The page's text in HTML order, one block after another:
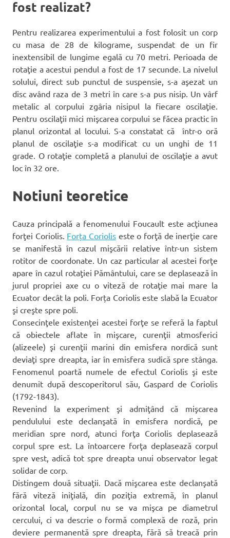
fost realizat?
Pentru realizarea experimentului a fost folosit un corp
cu masa de 28 de kilograme, suspendat de un fir
inextensibil de lungime egală cu 70 metri. Perioada de
rotaţie a acestui pendul a fost de 17 secunde. La nivelul
solului, direct sub punctul de suspensie, s-a aşezat un
disc având raza de 3 metri în care s-a pus nisip. Un vârf
metalic al corpului zgâria nisipul la fiecare oscilaţie.
Pentru oscilaţii mici mişcarea corpului se făcea practic în
planul orizontal al locului. S-a constatat că într-o oră
planul de oscilaţie s-a modificat cu un unghi de 11
grade. O rotaţie completă a planului de oscilaţie a avut
loc în 32 ore.
Notiuni teoretice
Cauza principală a fenomenului Foucault este acţiunea
forţei Coriolis. Forța Coriolis este o forţă de inerţie care
se manifestă în cazul mişcării relative într-un sistem
rotitor de coordonate. Un caz particular al acestei forţe
apare în cazul rotaţiei Pământului, care se deplasează în
jurul propriei axe cu o viteză de rotaţie mai mare la
Ecuator decât la poli. Forța Coriolis este slabă la Ecuator
şi creşte spre poli.
Consecinţele existenţei acestei forţe se referă la faptul
că obiectele aflate în mişcare, curenţii atmosferici
(alizeele) şi curenţii marini din emisfera nordică sunt
deviaţi spre dreapta, iar în emisfera sudică spre stânga.
Fenomenul poartă numele de efectul Coriolis şi este
denumit după descoperitorul său, Gaspard de Coriolis
(1792-1843).
Revenind la experiment şi admiţând că mişcarea
pendulului este declanşată în emisfera nordică, pe
meridian spre nord, atunci forţa Coriolis deplasează
corpul spre est. La întoarcere forţa deplasează corpul
spre vest, adică tot spre dreapta unui observator legat
solidar de corp.
Distingem două situaţii. Dacă mişcarea este declanşată
fără viteză iniţială, din poziţia extremă, în planul
orizontal local, corpul nu se va mişca pe diametrul
cercului, ci va descrie o formă complexă de roză, prin
deviere permanentă spre dreapta, fără să treacă prin